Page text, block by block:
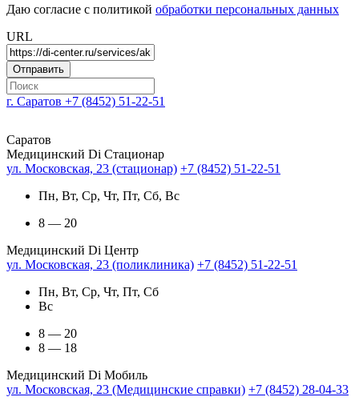
Даю согласие с политикой обработки персональных данных
URL
г. Саратов +7 (8452) 51-22-51
Саратов
Медицинский Di Стационар
ул. Московская, 23 (стационар) +7 (8452) 51-22-51
Пн, Вт, Ср, Чт, Пт, Сб, Вс
8 — 20
Медицинский Di Центр
ул. Московская, 23 (поликлиника) +7 (8452) 51-22-51
Пн, Вт, Ср, Чт, Пт, Сб
Вс
8 — 20
8 — 18
Медицинский Di Мобиль
ул. Московская, 23 (Медицинские справки) +7 (8452) 28-04-33